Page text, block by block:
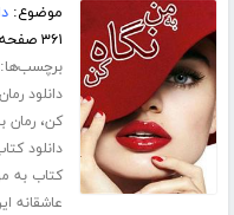
موضوع:
۳۶۱ صفحه
دانلود
کن،رمان
دانلود
کتاب به
عاشقانه